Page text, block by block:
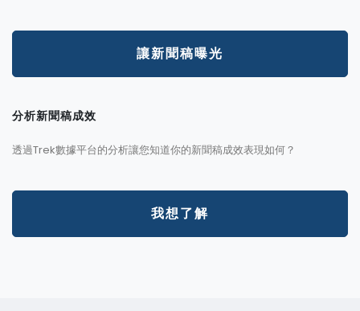
讓新聞稿曝光
分析新聞稿成效
透過Trek數據平台的分析讓您知道你的新聞稿成效表現如何？
我想了解